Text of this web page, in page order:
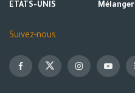
ETATS-UNIS
Mélanger
Suivez-nous